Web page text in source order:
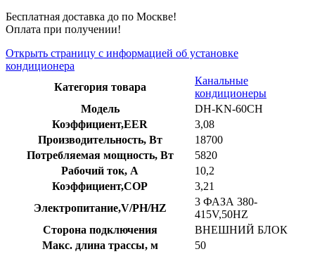
Бесплатная доставка до по Москве!
Оплата при получении!
Открыть страницу с информацией об установке
кондиционера
Категория товара
Канальные
кондиционеры
Модель
DH-KN-60CH
Коэффициент,EER
3,08
Производительность, Вт
18700
Потребляемая мощность, Вт
5820
Рабочий ток, А
10,2
Коэффициент,COP
3,21
Электропитание,V/PH/HZ
3 ФАЗА 380-
415V,50HZ
Сторона подключения
ВНЕШНИЙ БЛОК
Макс. длина трассы, м
50